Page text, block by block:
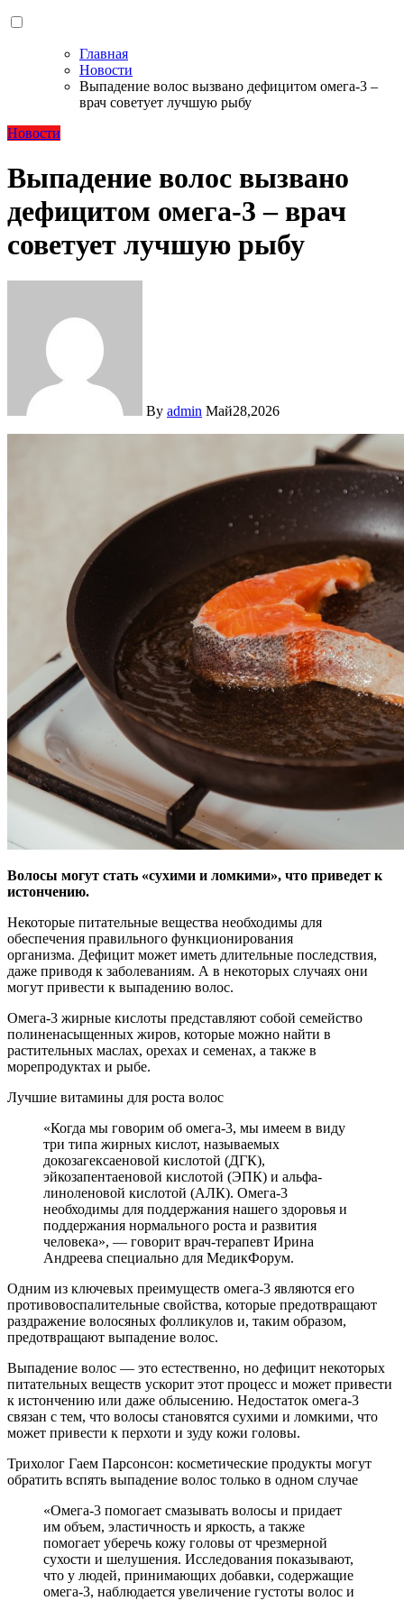
Главная
Новости
Выпадение волос вызвано дефицитом омега-3 –
врач советует лучшую рыбу
Новости
Выпадение волос вызвано
дефицитом омега-3 – врач
советует лучшую рыбу
By admin Май28,2026
Волосы могут стать «сухими и ломкими», что приведет к
истончению.
Некоторые питательные вещества необходимы для
обеспечения правильного функционирования
организма. Дефицит может иметь длительные последствия,
даже приводя к заболеваниям. А в некоторых случаях они
могут привести к выпадению волос.
Омега-3 жирные кислоты представляют собой семейство
полиненасыщенных жиров, которые можно найти в
растительных маслах, орехах и семенах, а также в
морепродуктах и рыбе.
Лучшие витамины для роста волос
«Когда мы говорим об омега-3, мы имеем в виду
три типа жирных кислот, называемых
докозагексаеновой кислотой (ДГК),
эйкозапентаеновой кислотой (ЭПК) и альфа-
линоленовой кислотой (АЛК). Омега-3
необходимы для поддержания нашего здоровья и
поддержания нормального роста и развития
человека», — говорит врач-терапевт Ирина
Андреева специально для МедикФорум.
Одним из ключевых преимуществ омега-3 являются его
противовоспалительные свойства, которые предотвращают
раздражение волосяных фолликулов и, таким образом,
предотвращают выпадение волос.
Выпадение волос — это естественно, но дефицит некоторых
питательных веществ ускорит этот процесс и может привести
к истончению или даже облысению. Недостаток омега-3
связан с тем, что волосы становятся сухими и ломкими, что
может привести к перхоти и зуду кожи головы.
Трихолог Гаем Парсонсон: косметические продукты могут
обратить вспять выпадение волос только в одном случае
«Омега-3 помогает смазывать волосы и придает
им объем, эластичность и яркость, а также
помогает уберечь кожу головы от чрезмерной
сухости и шелушения. Исследования показывают,
что у людей, принимающих добавки, содержащие
омега-3, наблюдается увеличение густоты волос и